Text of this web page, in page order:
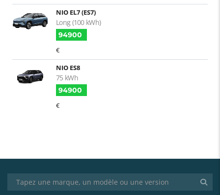
NIO EL7 (ES7)
Long (100 kWh)
94900
€
NIO ES8
75 kWh
94900
€